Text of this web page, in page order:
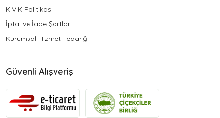
K.V.K Politikası
İptal ve İade Şartları
Kurumsal Hizmet Tedariği
Güvenli Alışveriş